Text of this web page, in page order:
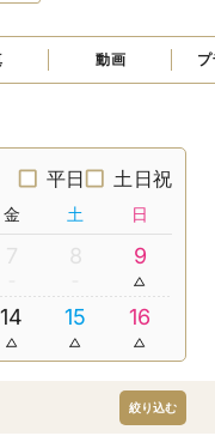
動画
平日 土日祝
金 土 日
7 8 9
14 15 16
絞り込む